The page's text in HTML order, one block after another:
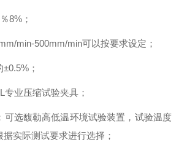
％8% ；
min-500mm/min可以按要求设定 ；
±0.5% ；
专业压缩试验夹具 ；
可选馥勒高低温环境试验装置，试验温度
据实际测试要求进行选择 ；